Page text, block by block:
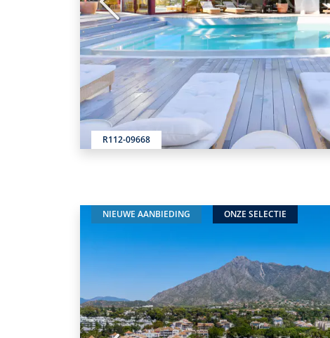
R112-09668
Vorige
NIEUWE AANBIEDING ONZE SELECTIE